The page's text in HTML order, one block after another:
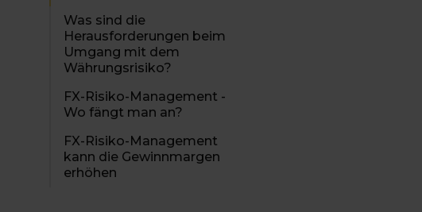
Was sind die
Herausforderungen beim
Umgang mit dem
Währungsrisiko?
FX-Risiko-Management -
Wo fängt man an?
FX-Risiko-Management
kann die Gewinnmargen
erhöhen